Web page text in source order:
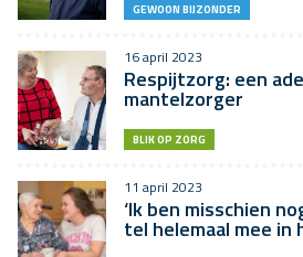
GEWOON BIJZONDER
16 april 2023
Respijtzorg: een
mantelzorger
BLIK OP ZORG
11 april 2023
‘Ik ben misschien
tel helemaal mee